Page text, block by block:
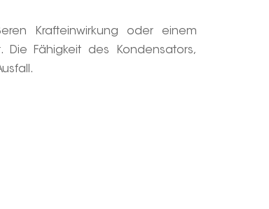
Krafteinwirkung oder einem
Fähigkeit des Kondensators,